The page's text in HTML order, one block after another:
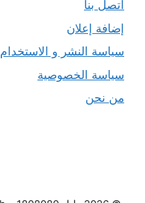
اتصل بنا
إضافة إعلان
سياسة النشر و الاستخدام
سياسة الخصوصية
من نحن